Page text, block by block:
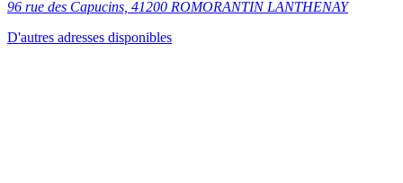
96 rue des Capucins, 41200 ROMORANTIN LANTHENAY
D'autres adresses disponibles